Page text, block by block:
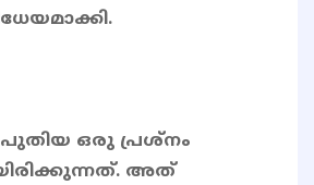
ഒരു പ്രശ്നം
അത്